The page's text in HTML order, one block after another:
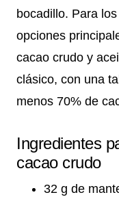
bocadillo. Para
opciones
cacao crudo y
clásico, con una
menos 70% de
Ingredientes
cacao crudo
32 g de